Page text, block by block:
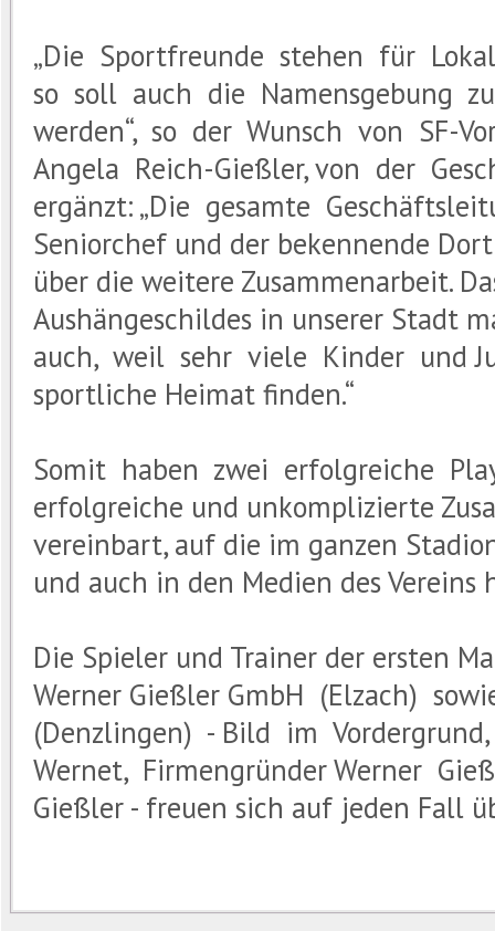
„Die Sportfreunde stehen für
so soll auch die Namensgebung
werden“, so der Wunsch von SF-
Angela Reich-Gießler, von der
ergänzt: „Die gesamte
Seniorchef und der bekennende
über die weitere Zusammenarbeit.
Aushängeschildes in unserer Stadt
auch, weil sehr viele Kinder und
sportliche Heimat finden.“
Somit haben zwei erfolgreiche
erfolgreiche und unkomplizierte
vereinbart, auf die im ganzen
und auch in den Medien des
Die Spieler und Trainer der ersten
Werner Gießler GmbH (Elzach)
(Denzlingen) - Bild im
Wernet, Firmengründer Werner
Gießler - freuen sich auf jeden Fall